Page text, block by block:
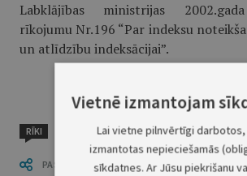
Labklājības ministrijas
rīkojumu Nr.196 “Par indeksu
un atlīdzību indeksācijai”.
RĪKI
PASTĀSTI CITIEM
Vietnē izmantojam
Lai vietne pilnvērtīgi
izmantotas nepieciešamās
sīkdatnes. Ar Jūsu piekrišanu